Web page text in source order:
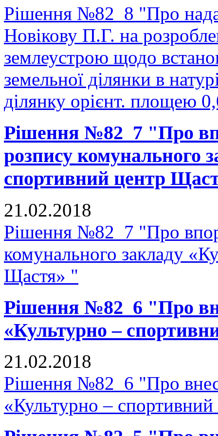
Рішення №82_8 "Про
Новікову П.Г. на
землеустрою щодо
земельної ділянки в
ділянку орієнт. площею
Рішення №82_7 "Про
розпису комунального
спортивний центр
21.02.2018
Рішення №82_7 "Про
комунального закладу
Щастя» "
Рішення №82_6 "Про
«Культурно –
21.02.2018
Рішення №82_6 "Про
«Культурно –